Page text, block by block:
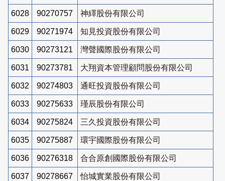
6028 90270757 神繹股份有限公司
6029 90271974 知見投資股份有限公司
6030 90273121 灣聲國際股份有限公司
6031 90273781 大翔資本管理顧問股份有限公司
6032 90274803 通旺投資股份有限公司
6033 90275633 瑾辰股份有限公司
6034 90275824 三久投資股份有限公司
6035 90275887 環宇國際股份有限公司
6036 90276318 合合原創國際股份有限公司
6037 90278667 怡城實業股份有限公司